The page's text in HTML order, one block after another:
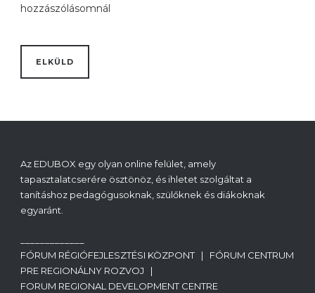
hozzászólásomnál
Az EDUBOX egy olyan online felület, amely
tapasztalatcserére ösztönöz, és ihletet szolgáltat a
tanításhoz pedagógusoknak, szülőknek és diákoknak
egyaránt.
FÓRUM RÉGIÓFEJLESZTÉSI KÖZPONT | FÓRUM CENTRUM
PRE REGIONÁLNY ROZVOJ |
FORUM REGIONAL DEVELOPMENT CENTRE